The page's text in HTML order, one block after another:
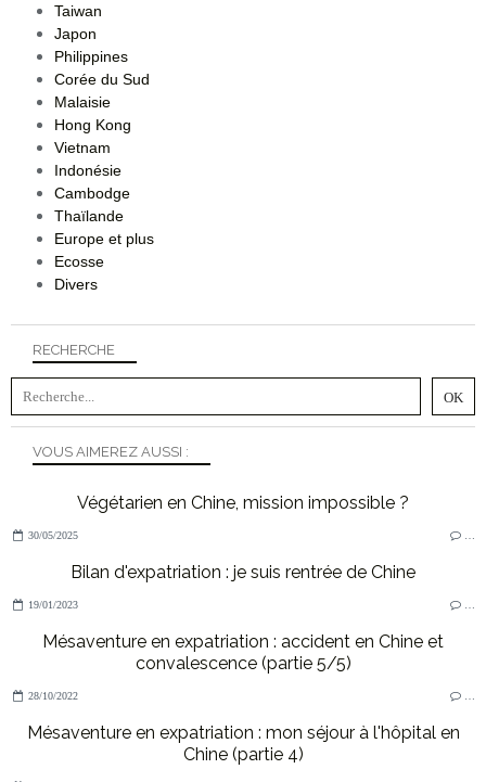
RECHERCHE
VOUS AIMEREZ AUSSI :
Végétarien en Chine, mission impossible ?
30/05/2025
Bilan d'expatriation : je suis rentrée de Chine
19/01/2023
Mésaventure en expatriation : accident en Chine et
convalescence (partie 5/5)
28/10/2022
Mésaventure en expatriation : mon séjour à l'hôpital en
Chine (partie 4)
Taiwan
Japon
Philippines
Corée du Sud
Malaisie
Hong Kong
Vietnam
Indonésie
Cambodge
Thaïlande
Europe et plus
Ecosse
Divers